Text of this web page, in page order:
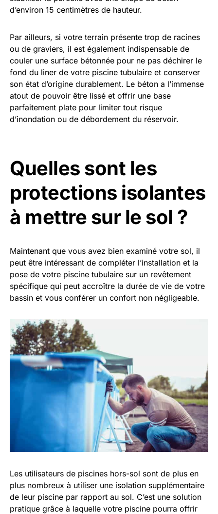
d’environ 15 centimètres de hauteur.
Par ailleurs, si votre terrain présente trop de racines
ou de graviers, il est également indispensable de
couler une surface bétonnée pour ne pas déchirer le
fond du liner de votre piscine tubulaire et conserver
son état d’origine durablement. Le béton a l’immense
atout de pouvoir être lissé et offrir une base
parfaitement plate pour limiter tout risque
d’inondation ou de débordement du réservoir.
Quelles sont les
protections isolantes
à mettre sur le sol ?
Maintenant que vous avez bien examiné votre sol, il
peut être intéressant de compléter l’installation et la
pose de votre piscine tubulaire sur un revêtement
spécifique qui peut accroître la durée de vie de votre
bassin et vous conférer un confort non négligeable.
Les utilisateurs de piscines hors-sol sont de plus en
plus nombreux à utiliser une isolation supplémentaire
de leur piscine par rapport au sol. C’est une solution
pratique grâce à laquelle votre piscine pourra offrir